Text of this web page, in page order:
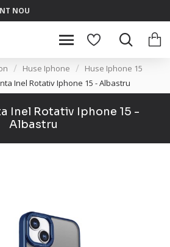
NOU
Huse Iphone
Huse Iphone 15
Inel Rotativ Iphone 15 - Albastru
Inel Rotativ Iphone 15 -
Albastru